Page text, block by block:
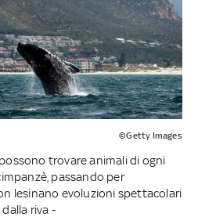
©Getty Images
trovare animali di ogni
passando per
lesinano evoluzioni spettacolari
riva -